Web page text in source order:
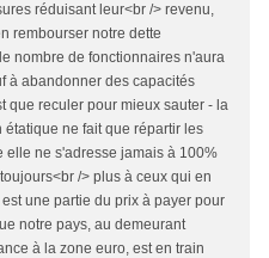
réduisant leur<br /> revenu,
rembourser notre dette
nombre de fonctionnaires n'aura
à abandonner des capacités
que reculer pour mieux sauter - la
ne fait que répartir les
elle ne s'adresse jamais à 100%
/> plus à ceux qui en
une partie du prix à payer pour
notre pays, au demeurant
à la zone euro, est en train